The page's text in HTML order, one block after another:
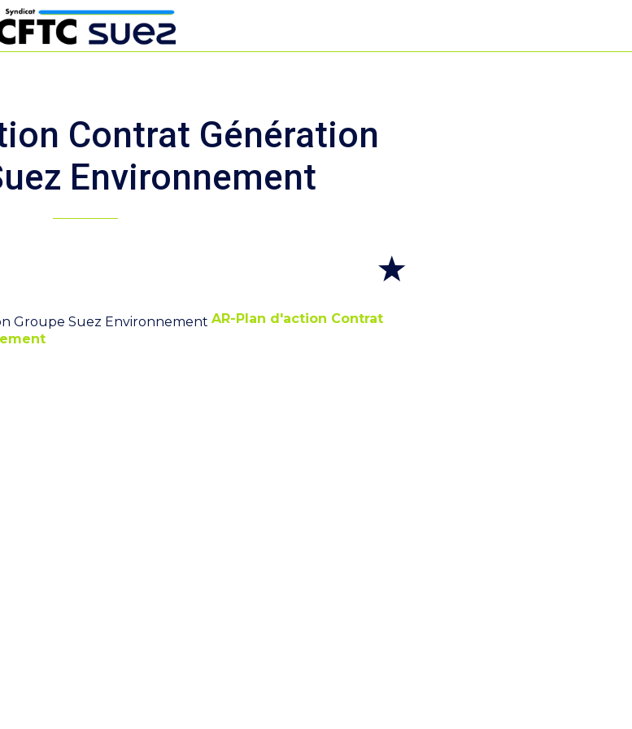
Contrat Génération
Environnement
AR-Plan d'action Contrat